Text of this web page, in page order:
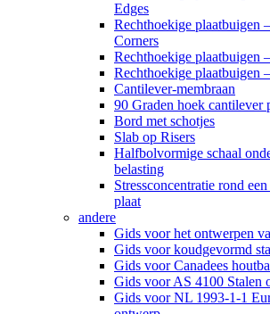
Edges
Rechthoekige plaatbuigen
Corners
Rechthoekige plaatbuigen
Rechthoekige plaatbuigen
Cantilever-membraan
90 Graden hoek cantilever
Bord met schotjes
Slab op Risers
Halfbolvormige schaal
belasting
Stressconcentratie rond
plaat
andere
Gids voor het ontwerpen
Gids voor koudgevormd
Gids voor Canadees
Gids voor AS 4100 Stalen
Gids voor NL 1993-1-1